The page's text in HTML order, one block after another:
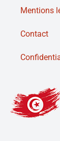
Mentions
Contact